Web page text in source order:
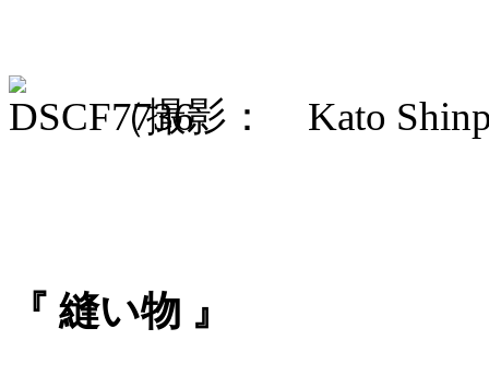
（撮影： Kato
『 縫い物 』